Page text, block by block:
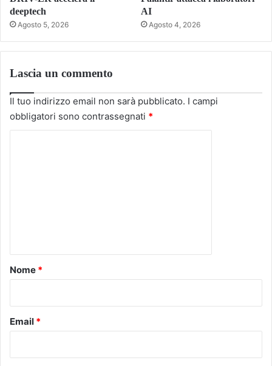
deeptech
Agosto 5, 2026
AI
Agosto 4, 2026
Lascia un commento
Il tuo indirizzo email non sarà pubblicato. I campi
obbligatori sono contrassegnati *
o
Nome *
Email *